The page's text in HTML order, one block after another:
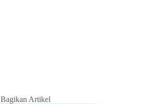
Bagikan Artikel